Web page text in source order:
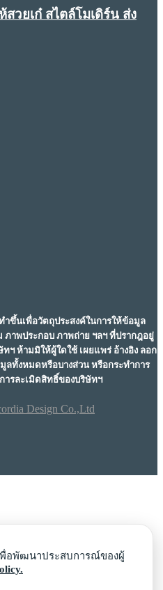
วยเก๋ สไตล์โมเดิร์น ส่ง
ขึ้นเพื่อวัตถุประสงค์ในการให้ข้อมูล
าพประกอบ ภาพถ่าย ฯลฯ ที่ปรากฎอยู่
ฯ ห้ามมิให้ผู้ใดใช้ เผยแพร่ อ้างอิง ลอก
ทั้งหมดหรือบางส่วน หรือกระทำการ
ารละเมิดสิทธิ์ของบริษัทฯ
Design Co.,Ltd
พื่อพัฒนาประสบการณ์ของผู้